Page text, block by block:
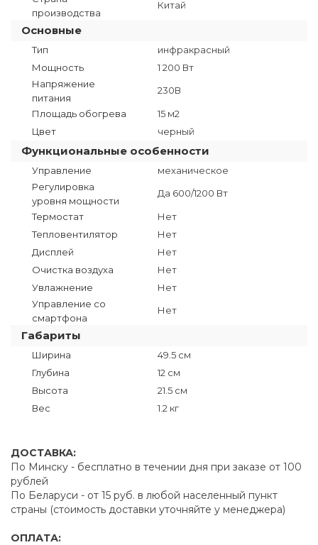
производства
Китай
Основные
Тип
инфракрасный
Мощность
1 200 Вт
Напряжение
питания
230В
Площадь обогрева
15 м2
Цвет
черный
Функциональные особенности
Управление
механическое
Регулировка
уровня мощности
Да 600/1200 Вт
Термостат
Нет
Тепловентилятор
Нет
Дисплей
Нет
Очистка воздуха
Нет
Увлажнение
Нет
Управление со
смартфона
Нет
Габариты
Ширина
49.5 см
Глубина
12 см
Высота
21.5 см
Вес
1.2 кг
ДОСТАВКА:
По Минску - бесплатно в течении дня при заказе от 100
рублей
По Беларуси - от 15 руб. в любой населенный пункт
страны (стоимость доставки уточняйте у менеджера)
ОПЛАТА: